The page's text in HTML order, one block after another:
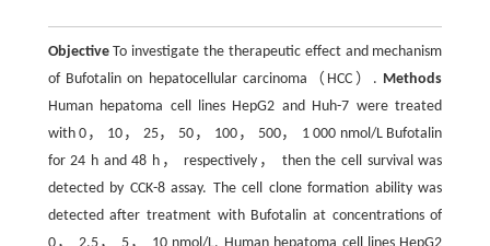
ObjectiveTo investigate the therapeutic effect and mechanism
of Bufotalin on hepatocellular carcinoma（HCC）. Methods
Human hepatoma cell lines HepG2 and Huh-7 were treated
with 0， 10， 25， 50， 100， 500， 1 000 nmol/L Bufotalin
for 24 h and 48 h， respectively， then the cell survival was
detected by CCK-8 assay. The cell clone formation ability was
detected after treatment with Bufotalin at concentrations of